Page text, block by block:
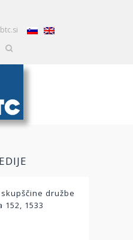
družbe
152, 1533